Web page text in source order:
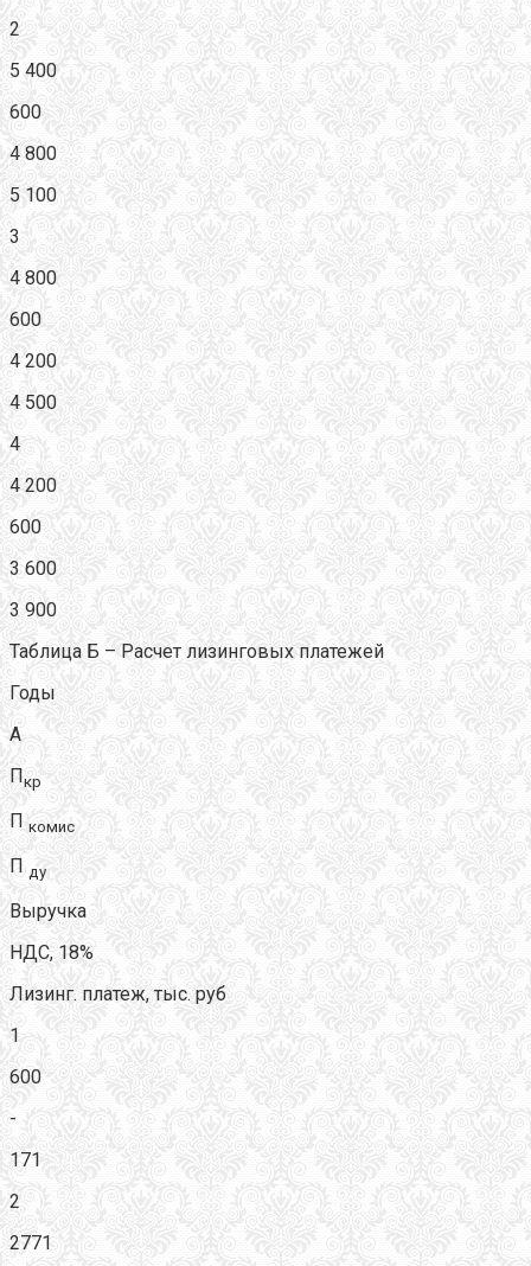
2
5 400
600
4 800
5 100
3
4 800
600
4 200
4 500
4
4 200
600
3 600
3 900
Таблица Б – Расчет лизинговых платежей
Годы
А
Пкр
П комис
П ду
Выручка
НДС, 18%
Лизинг. платеж, тыс. руб
1
600
-
171
2
2771